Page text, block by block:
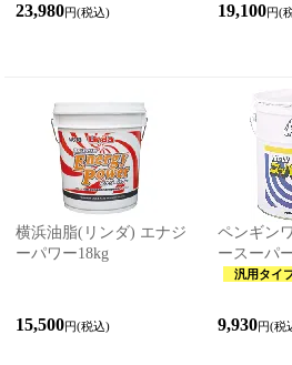
23,980円(税込) 19,100円(
横浜油脂(リンダ) エナジ
ーパワー18kg
15,500円(税込)
ペンギン
ースーパ
汎用タイ
9,930円(税